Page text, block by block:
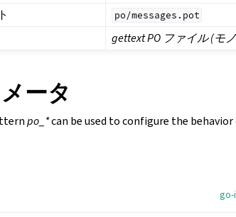
po/messages.pot
gettext PO ファイル (モ
ータ
po_*can be used to configure the
go-